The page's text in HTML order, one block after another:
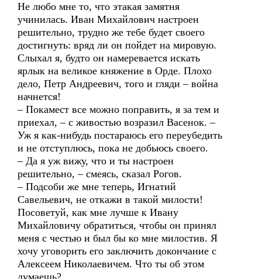
Не любо мне то, что этакая замятня
учинилась. Иван Михайлович настроен
решительно, трудно же тебе будет своего
достигнуть: вряд ли он пойдет на мировую.
Слыхал я, будто он намеревается искать
ярлык на великое княжение в Орде. Плохо
дело, Петр Андреевич, того и гляди – война
начнется!
– Покамест все можно поправить, я за тем и
приехал, – с живостью возразил Васенок. –
Уж я как-нибудь постараюсь его переубедить
и не отступлюсь, пока не добьюсь своего.
– Да я уж вижу, что и ты настроен
решительно, – смеясь, сказал Рогов.
– Подсоби же мне теперь, Игнатий
Савельевич, не откажи в такой милости!
Посоветуй, как мне лучше к Ивану
Михайловичу обратиться, чтобы он принял
меня с честью и был бы ко мне милостив. Я
хочу уговорить его заключить докончание с
Алексеем Николаевичем. Что ты об этом
думаешь?